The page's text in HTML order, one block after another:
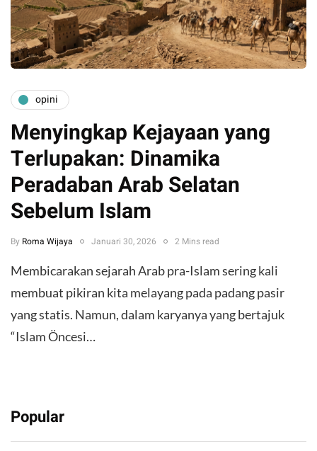
opini
Menyingkap Kejayaan yang
Terlupakan: Dinamika
Peradaban Arab Selatan
Sebelum Islam
By Roma Wijaya Januari 30, 2026 2 Mins read
Membicarakan sejarah Arab pra-Islam sering kali
membuat pikiran kita melayang pada padang pasir
yang statis. Namun, dalam karyanya yang bertajuk
“Islam Öncesi…
Popular